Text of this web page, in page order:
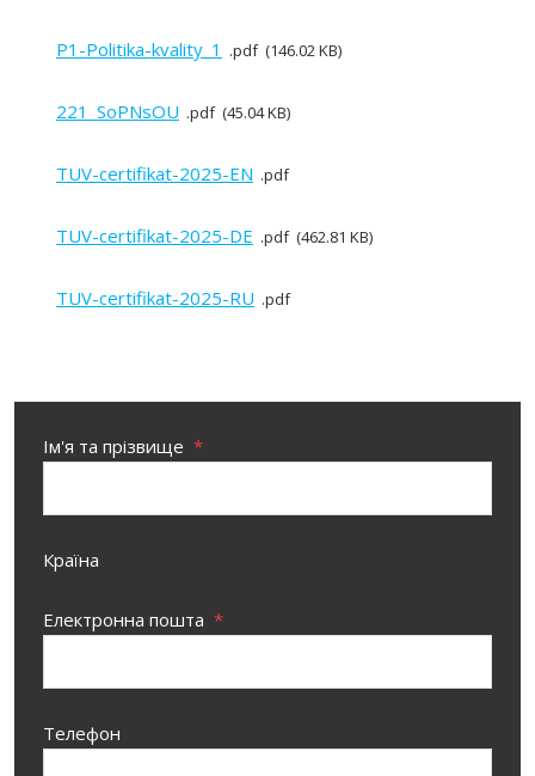
P1-Politika-kvality_1 pdf 146.02 KB
221_SoPNsOU pdf 45.04 KB
TUV-certifikat-2025-EN pdf
TUV-certifikat-2025-DE pdf 462.81 KB
TUV-certifikat-2025-RU pdf
Ім'я та прізвище *
Країна
Електронна пошта *
Телефон